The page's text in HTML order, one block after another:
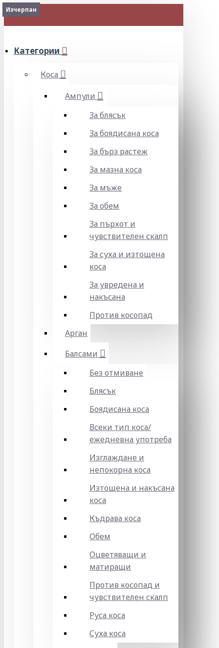
МЕНЮ
Категории
Коса
Ампули
За блясък
За боядисана коса
За бърз растеж
За мазна коса
За мъже
За обем
За пърхот и
чувствителен скалп
За суха и изтощена
коса
За увредена и
накъсана
Против косопад
Арган
Балсами
Без отмиване
Блясък
Боядисана коса
Всеки тип коса/
ежедневна употреба
Изглаждане и
непокорна коса
Изтощена и накъсана
коса
Къдрава коса
Обем
Оцветяващи и
матиращи
Против косопад и
чувствителен скалп
Руса коса
Суха коса
Изчерпан
Изчерпан
Изчерпан